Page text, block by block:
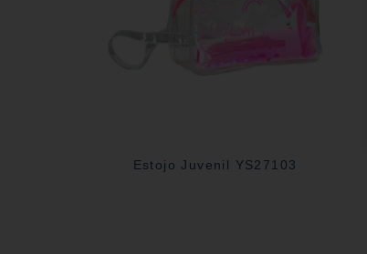
Estojo Juvenil YS27103